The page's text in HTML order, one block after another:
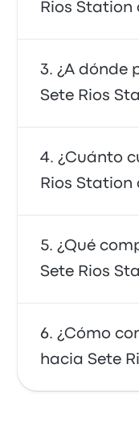
compartido.
Rios Station
La forma más
Sete Rios
un transporte
buses suelen
en una opción
¿A dónde
Sete Rios
Desde Sete
varios destinos.
Santarém. Usa
y horarios para
¿Cuánto
Rios Station
En general, un
y Chemnitz
transporte,
¿Qué
Sete Rios
Puedes viajar a
Rede Expressos
primer autobús
¿Cómo
hacia Sete